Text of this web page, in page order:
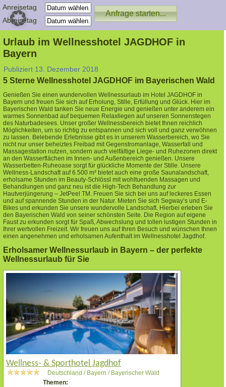
Anreisetag
Abreisetag
Urlaub im Wellnesshotel JAGDHOF in
Bayern
Publiziert 13. Dezember 2018
5 Sterne Wellnesshotel JAGDHOF im Bayerischen Wald
Genießen Sie einen wundervollen Wellnessurlaub im Hotel JAGDHOF in
Bayern und freuen Sie sich auf Erholung, Stille, Erfüllung und Glück. Hier im
Bayerischen Wald tanken Sie neue Energie und genießen unter anderem ein
warmes Sonnenbad auf bequemen Relaxliegen auf unseren Sonnenstegen
des Naturbadesees. Unser großer Wellnessbereich bietet Ihnen reichlich
Möglichkeiten, um so richtig zu entspannen und sich voll und ganz verwöhnen
zu lassen. Belebende Erlebnisse gibt es in unserem Wasserbereich, wo Sie
nicht nur unser beheiztes Freibad mit Gegenstromanlage, Wasserfall und
Massagestation nutzen, sondern auch vielfältige Liege- und Ruhezonen direkt
an den Wasserflächen im Innen- und Außenbereich genießen. Unsere
Wasserbetten-Ruheoase sorgt für glückliche Momente der Stille. Unsere
Wellness-Landschaft auf 6.500 m² bietet auch eine große Saunalandschaft,
erholsame Stunden im Beauty-Schlössl mit wohltuenden Massagen und
Behandlungen und ganz neu ist die High-Tech Behandlung zur
Hautverjüngerung – JetPeel TM. Freuen Sie sich bei uns auf leckeres Essen
und auf spannende Stunden in der Natur. Mieten Sie sich Segway’s und E-
Bikes und erkunden Sie unsere wundervolle Landschaft. Hierbei erleben Sie
den Bayerischen Wald von seiner schönsten Seite. Die Region auf eigene
Faust zu erkunden sorgt für Spaß, Abwechslung und tollen lustigen Stunden in
Ihrer wertvollen Freizeit. Wir freuen uns auf Ihren Besuch und wünschen Ihnen
einen angenehmen und erholsamen Aufenthalt im Wellnesshotel Jagdhof.
Erholsamer Wellnessurlaub in Bayern – der perfekte
Wellnessurlaub für Sie
Wellness- & Sporthotel Jagdhof
Deutschland / Bayern / Bayerischer Wald
Themen: